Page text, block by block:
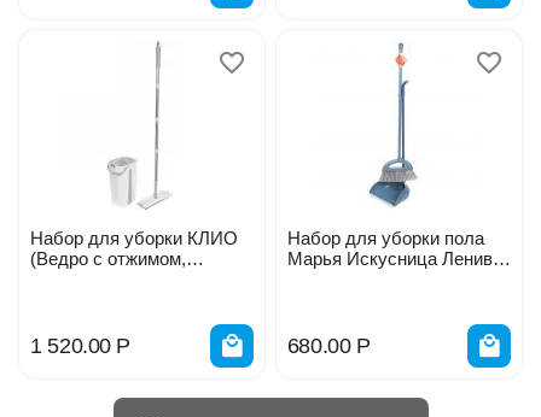
Набор для уборки КЛИО
(Ведро с отжимом,
1 520.00 Р
Набор для уборки пола
Марья Искусница Ленивка
680.00 Р